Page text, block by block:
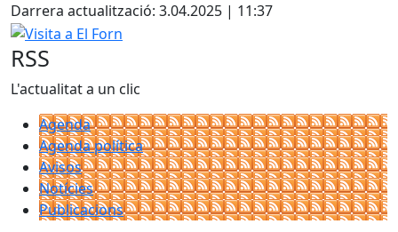
Darrera actualització: 3.04.2025 | 11:37
Visita a El Forn
RSS
L'actualitat a un clic
Agenda
Agenda política
Avisos
Notícies
Publicacions